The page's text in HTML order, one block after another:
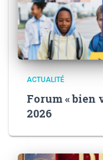
ACTUALITÉ
Forum « bien
2026